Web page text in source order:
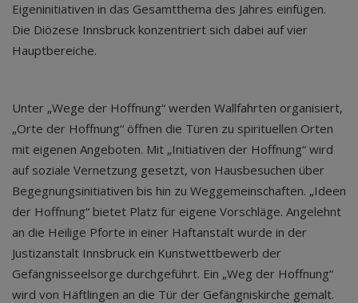
Eigeninitiativen in das Gesamtthema des Jahres einfügen.
Die Diözese Innsbruck konzentriert sich dabei auf vier
Hauptbereiche.
Unter „Wege der Hoffnung“ werden Wallfahrten organisiert,
„Orte der Hoffnung“ öffnen die Türen zu spirituellen Orten
mit eigenen Angeboten. Mit „Initiativen der Hoffnung“ wird
auf soziale Vernetzung gesetzt, von Hausbesuchen über
Begegnungsinitiativen bis hin zu Weggemeinschaften. „Ideen
der Hoffnung“ bietet Platz für eigene Vorschläge. Angelehnt
an die Heilige Pforte in einer Haftanstalt wurde in der
Justizanstalt Innsbruck ein Kunstwettbewerb der
Gefängnisseelsorge durchgeführt. Ein „Weg der Hoffnung“
wird von Häftlingen an die Tür der Gefängniskirche gemalt.